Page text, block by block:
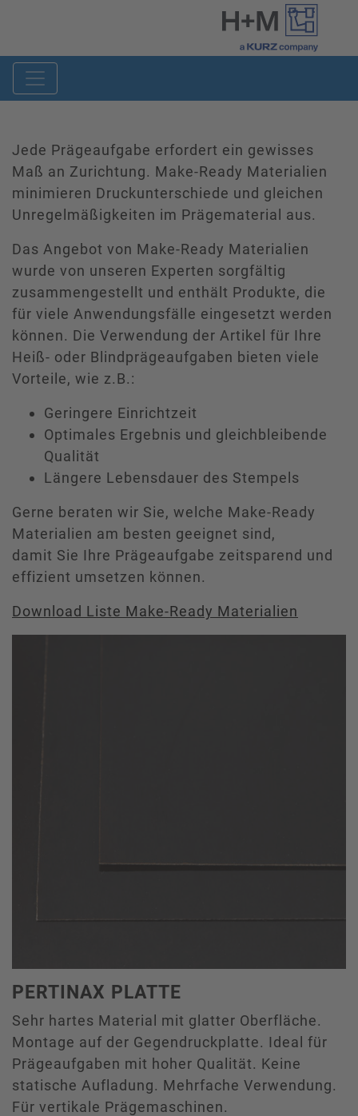
Jede Prägeaufgabe erfordert ein gewisses
Maß an Zurichtung. Make-Ready Materialien
minimieren Druckunterschiede und gleichen
Unregelmäßigkeiten im Prägematerial aus.
Das Angebot von Make-Ready Materialien
wurde von unseren Experten sorgfältig
zusammengestellt und enthält Produkte, die
für viele Anwendungsfälle eingesetzt werden
können. Die Verwendung der Artikel für Ihre
Heiß- oder Blindprägeaufgaben bieten viele
Vorteile, wie z.B.:
Geringere Einrichtzeit
Optimales Ergebnis und gleichbleibende
Qualität
Längere Lebensdauer des Stempels
Gerne beraten wir Sie, welche Make-Ready
Materialien am besten geeignet sind,
damit Sie Ihre Prägeaufgabe zeitsparend und
effizient umsetzen können.
Download Liste Make-Ready Materialien
PERTINAX PLATTE
Sehr hartes Material mit glatter Oberfläche.
Montage auf der Gegendruckplatte. Ideal für
Prägeaufgaben mit hoher Qualität. Keine
statische Aufladung. Mehrfache Verwendung.
Für vertikale Prägemaschinen.